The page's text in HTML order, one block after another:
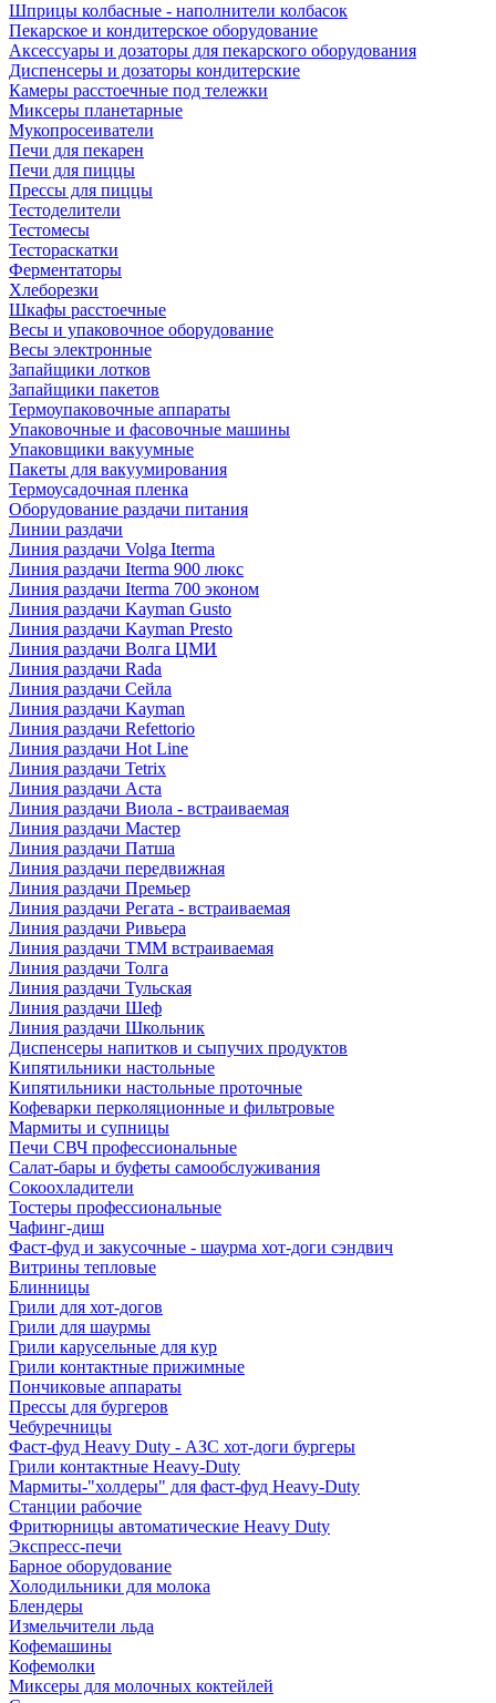
Шприцы колбасные - наполнители колбасок
Пекарское и кондитерское оборудование
Аксессуары и дозаторы для пекарского оборудования
Диспенсеры и дозаторы кондитерские
Камеры расстоечные под тележки
Миксеры планетарные
Мукопросеиватели
Печи для пекарен
Печи для пиццы
Прессы для пиццы
Тестоделители
Тестомесы
Тестораскатки
Ферментаторы
Хлеборезки
Шкафы расстоечные
Весы и упаковочное оборудование
Весы электронные
Запайщики лотков
Запайщики пакетов
Термоупаковочные аппараты
Упаковочные и фасовочные машины
Упаковщики вакуумные
Пакеты для вакуумирования
Термоусадочная пленка
Оборудование раздачи питания
Линии раздачи
Линия раздачи Volga Iterma
Линия раздачи Iterma 900 люкс
Линия раздачи Iterma 700 эконом
Линия раздачи Kayman Gusto
Линия раздачи Kayman Presto
Линия раздачи Волга ЦМИ
Линия раздачи Rada
Линия раздачи Сейла
Линия раздачи Kayman
Линия раздачи Refettorio
Линия раздачи Hot Line
Линия раздачи Tetrix
Линия раздачи Аста
Линия раздачи Виола - встраиваемая
Линия раздачи Мастер
Линия раздачи Патша
Линия раздачи передвижная
Линия раздачи Премьер
Линия раздачи Регата - встраиваемая
Линия раздачи Ривьера
Линия раздачи ТММ встраиваемая
Линия раздачи Толга
Линия раздачи Тульская
Линия раздачи Шеф
Линия раздачи Школьник
Диспенсеры напитков и сыпучих продуктов
Кипятильники настольные
Кипятильники настольные проточные
Кофеварки перколяционные и фильтровые
Мармиты и супницы
Печи СВЧ профессиональные
Салат-бары и буфеты самообслуживания
Сокоохладители
Тостеры профессиональные
Чафинг-диш
Фаст-фуд и закусочные - шаурма хот-доги сэндвич
Витрины тепловые
Блинницы
Грили для хот-догов
Грили для шаурмы
Грили карусельные для кур
Грили контактные прижимные
Пончиковые аппараты
Прессы для бургеров
Чебуречницы
Фаст-фуд Heavy Duty - АЗС хот-доги бургеры
Грили контактные Heavy-Duty
Мармиты-"холдеры" для фаст-фуд Heavy-Duty
Станции рабочие
Фритюрницы автоматические Heavy Duty
Экспресс-печи
Барное оборудование
Холодильники для молока
Блендеры
Измельчители льда
Кофемашины
Кофемолки
Миксеры для молочных коктейлей